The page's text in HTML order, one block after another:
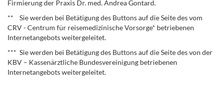
Firmierung der Praxis Dr. med. Andrea Gontard.
** Sie werden bei Betätigung des Buttons auf die Seite des vom
CRV - Centrum für reisemedizinische Vorsorge* betriebenen
Internetangebots weitergeleitet.
*** Sie werden bei Betätigung des Buttons auf die Seite des von der
KBV – Kassenärztliche Bundesvereinigung betriebenen
Internetangebots weitergeleitet.